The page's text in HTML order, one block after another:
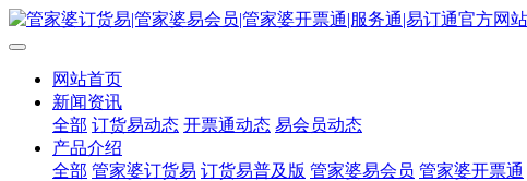
网站首页
新闻资讯
全部 订货易动态 开票通动态 易会员动态
产品介绍
全部 管家婆订货易 订货易普及版 管家婆易会员 管家婆开票通